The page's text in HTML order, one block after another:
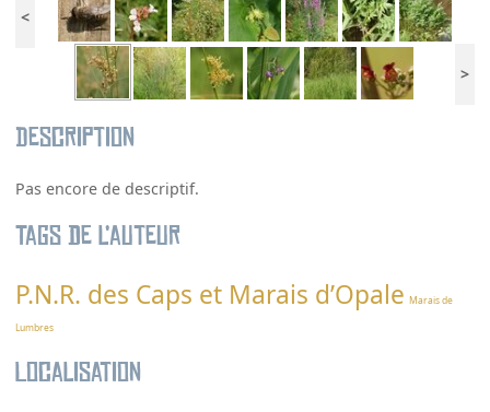
<
>
Description
Pas encore de descriptif.
Tags de l’auteur
P.N.R. des Caps et Marais d’Opale Marais de
Lumbres
Localisation